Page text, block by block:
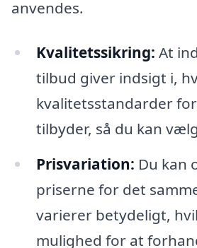
anvendes.
Kvalitetssikring: At
tilbud giver indsigt i,
kvalitetsstandarder
tilbyder, så du kan
Prisvariation: Du kan
priserne for det
varierer betydeligt,
mulighed for at